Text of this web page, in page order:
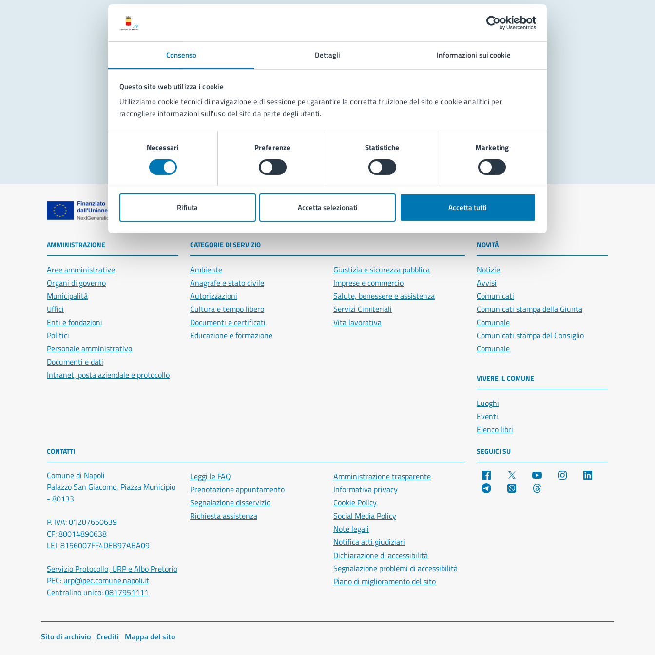
Consenso Dettagli Informazioni sui cookie
Questo sito web utilizza i cookie
Utilizziamo cookie tecnici di navigazione e di sessione per garantire la corretta fruizione del sito e cookie analitici per
raccogliere informazioni sull'uso del sito da parte degli utenti.
Necessari Preferenze Statistiche Marketing
Rifiuta Accetta selezionati Accetta tutti
Problemi in città
Segnala disservizio
Comune di Napoli
AMMINISTRAZIONE
Aree amministrative
Organi di governo
Municipalità
Uffici
Enti e fondazioni
Politici
Personale amministrativo
Documenti e dati
Intranet, posta aziendale e protocollo
CATEGORIE DI SERVIZIO
Ambiente
Anagrafe e stato civile
Autorizzazioni
Cultura e tempo libero
Documenti e certificati
Educazione e formazione
Giustizia e sicurezza pubblica
Imprese e commercio
Salute, benessere e assistenza
Servizi Cimiteriali
Vita lavorativa
NOVITÀ
Notizie
Avvisi
Comunicati
Comunicati stampa della Giunta
Comunale
Comunicati stampa del Consiglio
Comunale
VIVERE IL COMUNE
Luoghi
Eventi
Elenco libri
CONTATTI
Comune di Napoli
Palazzo San Giacomo, Piazza Municipio
- 80133
P. IVA: 01207650639
CF: 80014890638
LEI: 8156007FF4DEB97ABA09
Servizio Protocollo, URP e Albo Pretorio
PEC: urp@pec.comune.napoli.it
Centralino unico:0817951111
Leggi le FAQ
Prenotazione appuntamento
Segnalazione disservizio
Richiesta assistenza
Amministrazione trasparente
Informativa privacy
Cookie Policy
Social Media Policy
Note legali
Notifica atti giudiziari
Dichiarazione di accessibilità
Segnalazione problemi di accessibilità
Piano di miglioramento del sito
SEGUICI SU
Facebook YouTube Instagram
Telegram WhatsApp
Sito di archivio Crediti Mappa del sito